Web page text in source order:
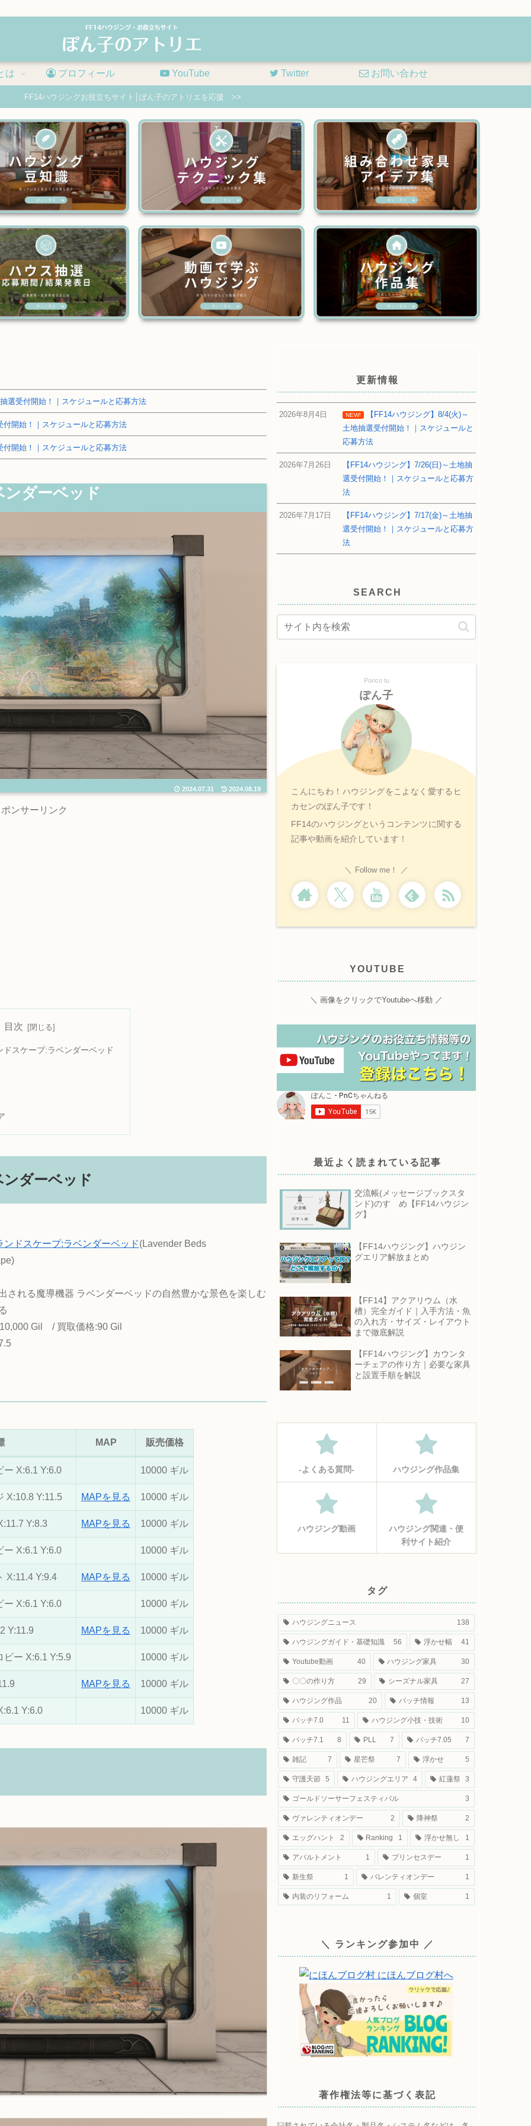
は プロフィール YouTube Twitter お問い合わせ
FF14ハウジングお役立ちサイト│ぽん子のアトリエを応援 >>
選受付開始！｜スケジュールと応募方法
付開始！｜スケジュールと応募方法
付開始！｜スケジュールと応募方法
ダーベッド
2024.07.31 2024.08.19
ポンサーリンク
目次
ドスケープ:ラベンダーベッド
ダーベッド
ンドスケープ:ラベンダーベッド(Lavender Beds
される魔導機器 ラベンダーベッドの自然豊かな景色を楽しむ
Gil / 買取価格:90 Gil
MAP 販売価格
ー X:6.1 Y:6.0 10000 ギル
X:10.8 Y:11.5 MAPを見る 10000 ギル
Y:8.3 MAPを見る 10000 ギル
ー X:6.1 Y:6.0 10000 ギル
X:11.4 Y:9.4 MAPを見る 10000 ギル
ー X:6.1 Y:6.0 10000 ギル
Y:11.9 MAPを見る 10000 ギル
ビー X:6.1 Y:5.9 10000 ギル
MAPを見る 10000 ギル
Y:6.0 10000 ギル
更新情報
2026年8月4日 NEW!
【FF14ハウジング】8/4(火)～
土地抽選受付開始！｜スケジュールと
応募方法
2026年7月26日
【FF14ハウジング】7/26(日)～土地抽
選受付開始！｜スケジュールと応募方
法
2026年7月17日
【FF14ハウジング】7/17(金)～土地抽
選受付開始！｜スケジュールと応募方
法
SEARCH
Ponco tu
ぽん子
こんにちわ！ハウジングをこよなく愛するヒ
カセンのぽん子です！
FF14のハウジングというコンテンツに関する
記事や動画を紹介しています！
Follow me！
YOUTUBE
＼ 画像をクリックでYoutubeへ移動 ／
最近よく読まれている記事
交流帳(メッセージブックスタ
ンド)のすゝめ【FF14ハウジン
グ】
【FF14ハウジング】ハウジン
グエリア解放まとめ
【FF14】アクアリウム（水
槽）完全ガイド｜入手方法・魚
の入れ方・サイズ・レイアウト
まで徹底解説
【FF14ハウジング】カウンタ
ーチェアの作り方｜必要な家具
と設置手順を解説
‐よくある質問‐ ハウジング作品集
ハウジング動画
ハウジング関連・便
利サイト紹介
タグ
ハウジングニュース 138
ハウジングガイド・基礎知識 56 浮かせ幅 41
Youtube動画 40 ハウジング家具 30
〇〇の作り方 29 シーズナル家具 27
ハウジング作品 20 パッチ情報 13
パッチ7.0 11 ハウジング小技・技術 10
パッチ7.1 8 PLL 7 パッチ7.05 7
雑記 7 星芒祭 7 浮かせ 5
守護天節 5 ハウジングエリア 4 紅蓮祭 3
ゴールドソーサーフェスティバル 3
ヴァレンティオンデー 2 降神祭 2
エッグハント 2 Ranking 1 浮かせ無し 1
アパルトメント 1 プリンセスデー 1
新生祭 1 バレンティオンデー 1
内装のリフォーム 1 個室 1
＼ ランキング参加中 ／
著作権法等に基づく表記